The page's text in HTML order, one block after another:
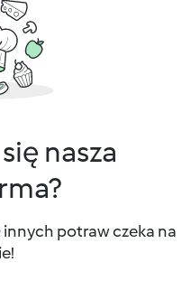
nasza
innych potraw czeka na